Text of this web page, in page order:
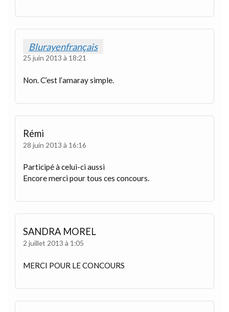
Blurayenfrançais
25 juin 2013 à 18:21
Non. C’est l’amaray simple.
Rémi
28 juin 2013 à 16:16
Participé à celui-ci aussi
Encore merci pour tous ces concours.
SANDRA MOREL
2 juillet 2013 à 1:05
MERCI POUR LE CONCOURS